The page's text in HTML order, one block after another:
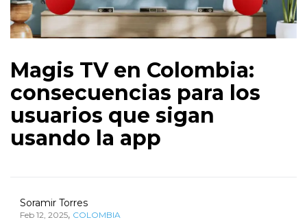
Magis TV en Colombia:
consecuencias para los
usuarios que sigan
usando la app
Soramir Torres
Feb 12, 2025, COLOMBIA